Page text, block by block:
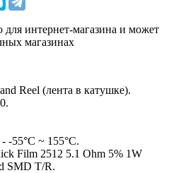
для интернет-магазина и может
магазинах
Reel (лента в катушке).
-55°C ~ 155°C.
Film 2512 5.1 Ohm 5% 1W
SMD T/R.